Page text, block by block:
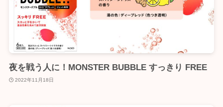
夜を戦う人に！MONSTER BUBBLE すっきり FREE
2022年11月18日